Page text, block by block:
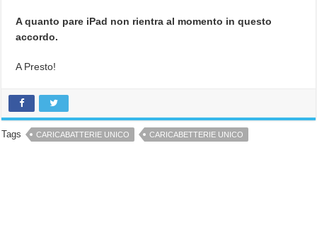
A quanto pare iPad non rientra al momento in questo
accordo.
A Presto!
Tags CARICABATTERIE UNICO CARICABETTERIE UNICO